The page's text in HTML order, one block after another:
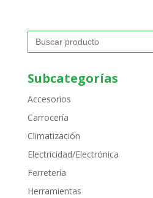
Buscar:
Subcategorías
Accesorios
Carrocería
Climatización
Electricidad/Electrónica
Ferretería
Herramientas